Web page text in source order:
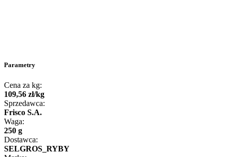
Parametry
Cena za kg:
109,56 zł/kg
Sprzedawca:
Frisco S.A.
Waga:
250 g
Dostawca:
SELGROS_RYBY